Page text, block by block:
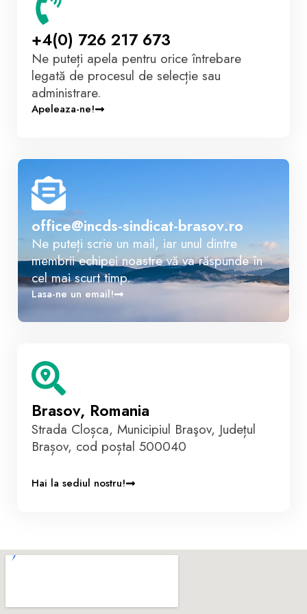
+4(0) 726 217 673
Ne puteți apela pentru orice întrebare
legată de procesul de selecție sau
administrare.
Apeleaza-ne!
office@incds-sindicat-brasov.ro
Ne puteți scrie un mail, iar unul dintre
membrii echipei noastre vă va răspunde în
cel mai scurt timp.
Lasa-ne un email!
Brasov, Romania
Strada Cloșca, Municipiul Braşov, Județul
Brașov, cod poștal 500040
Hai la sediul nostru!